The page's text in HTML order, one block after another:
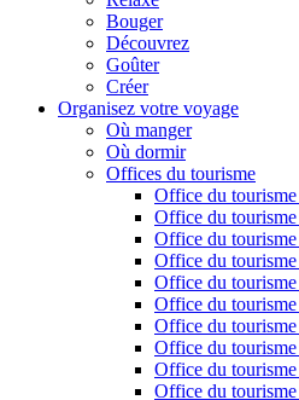
Bouger
Découvrez
Goûter
Créer
Organisez votre voyage
Où manger
Où dormir
Offices du tourisme
Office du
Office du
Office du
Office du
Office du tourisme
Office du
Office du
Office du
Office du
Office du